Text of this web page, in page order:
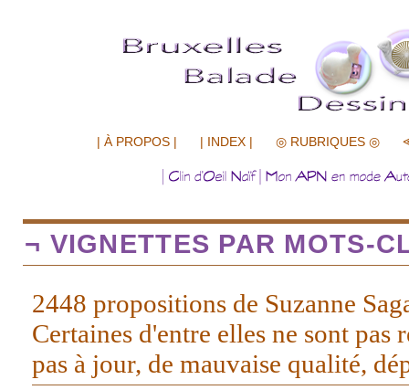
| À PROPOS | | INDEX | ◎ RUBRIQUES ◎
¬ VIGNETTES PAR MOTS-
2448 propositions de Suzanne
Certaines d'entre elles ne sont pas
pas à jour, de mauvaise qualité,